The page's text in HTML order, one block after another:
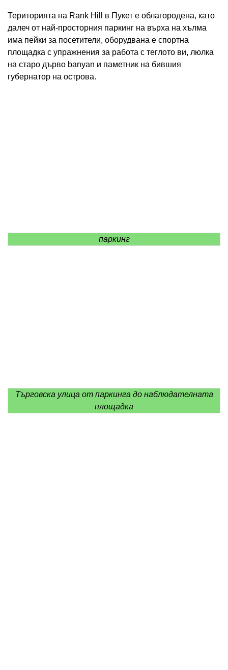
Територията на Rank Hill в Пукет е облагородена, като
далеч от най-просторния паркинг на върха на хълма
има пейки за посетители, оборудвана е спортна
площадка с упражнения за работа с теглото ви, люлка
на старо дърво banyan и паметник на бившия
губернатор на острова.
паркинг
Търговска улица от паркинга до наблюдателната
площадка